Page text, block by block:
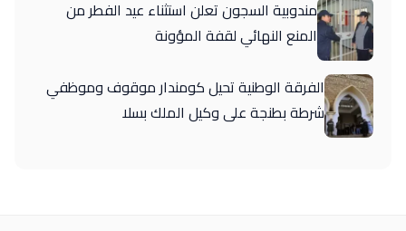
مندوبية السجون تعلن استثناء عيد الفطر من
المنع النهائي لقفة المؤونة
الفرقة الوطنية تحيل كومندار موقوف وموظفي
شرطة بطنجة على وكيل الملك بسلا